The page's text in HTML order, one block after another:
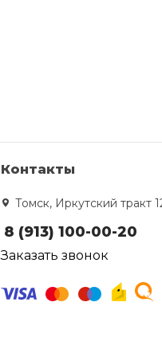
Контакты
Томск, Иркутский тракт
8 (913) 100-00-20
Заказать звонок